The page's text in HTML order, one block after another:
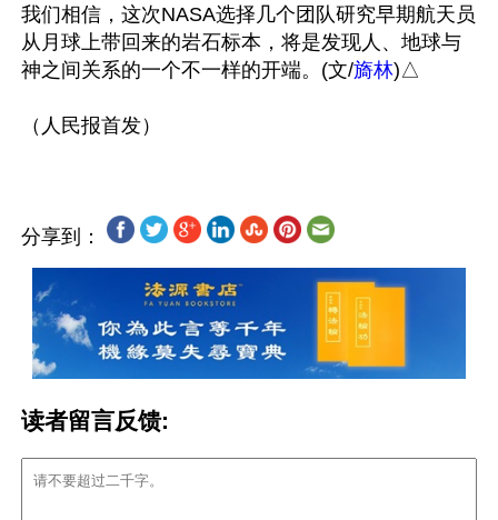
我们相信，这次NASA选择几个团队研究早期航天员
从月球上带回来的岩石标本，将是发现人、地球与
神之间关系的一个不一样的开端。(文/旖林)△
分享到：
读者留言反馈: